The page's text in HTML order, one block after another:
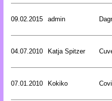
09.02.2015 admin
04.07.2010 Katja Spitzer
07.01.2010 Kokiko